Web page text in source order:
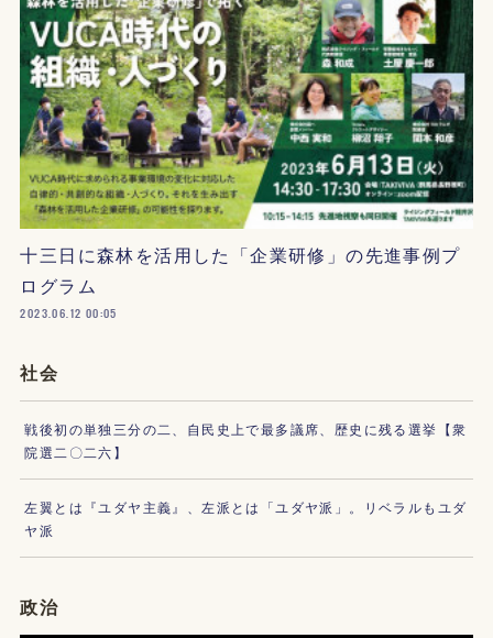
十三日に森林を活用した「企業研修」の先進事例プ
ログラム
2023.06.12 00:05
社会
戦後初の単独三分の二、自民史上で最多議席、歴史に残る選挙【衆
院選二〇二六】
左翼とは『ユダヤ主義』、左派とは「ユダヤ派」。リベラルもユダ
ヤ派
政治